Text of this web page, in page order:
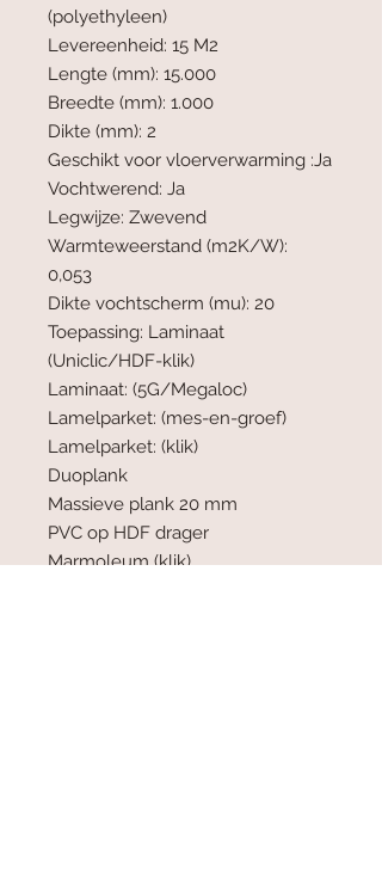
(polyethyleen)
Levereenheid: 15 M2
Lengte (mm): 15.000
Breedte (mm): 1.000
Dikte (mm): 2
Geschikt voor vloerverwarming :Ja
Vochtwerend: Ja
Legwijze: Zwevend
Warmteweerstand (m2K/W):
0,053
Dikte vochtscherm (mu): 20
Toepassing: Laminaat
(Uniclic/HDF-klik)
Laminaat: (5G/Megaloc)
Lamelparket: (mes-en-groef)
Lamelparket: (klik)
Duoplank
Massieve plank 20 mm
PVC op HDF drager
Marmoleum (klik)